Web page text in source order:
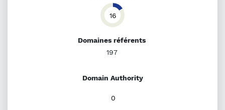
16
Domaines référents
197
Domain Authority
0